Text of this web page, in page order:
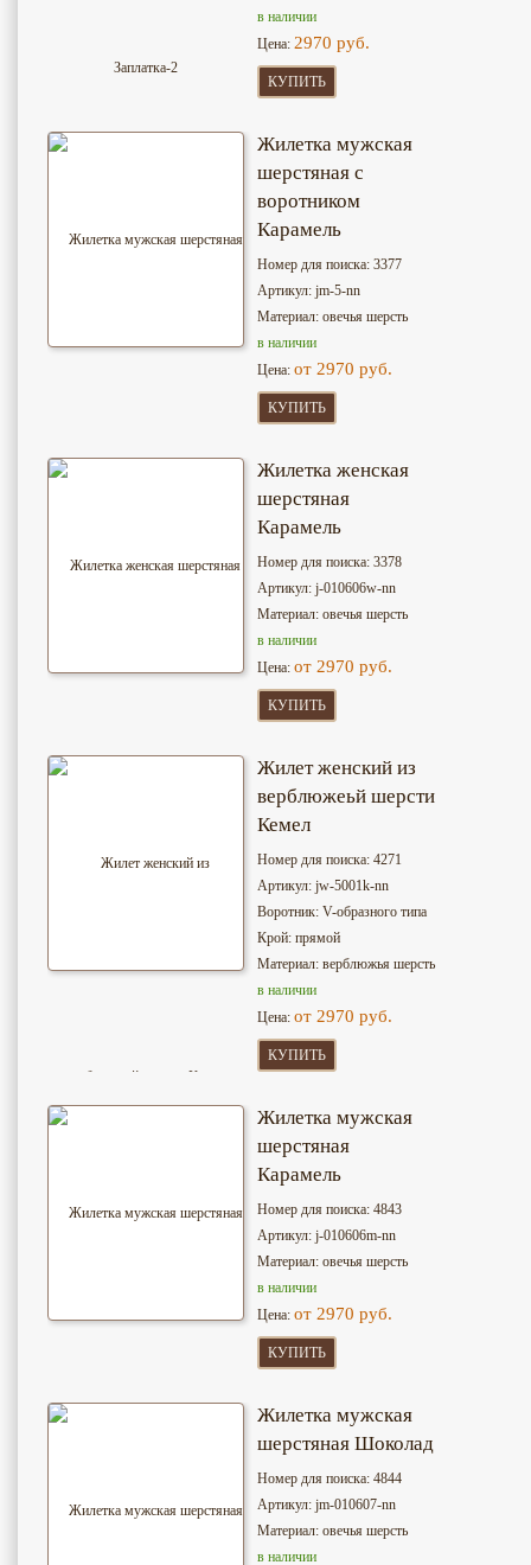
в наличии
Цена: 2970 руб.
КУПИТЬ
Жилетка мужская
шерстяная с
воротником
Карамель
Номер для поиска: 3377
Артикул: jm-5-nn
Материал: овечья шерсть
в наличии
Цена: от 2970 руб.
КУПИТЬ
Жилетка женская
шерстяная
Карамель
Номер для поиска: 3378
Артикул: j-010606w-nn
Материал: овечья шерсть
в наличии
Цена: от 2970 руб.
КУПИТЬ
Жилет женский из
верблюжеьй шерсти
Кемел
Номер для поиска: 4271
Артикул: jw-5001k-nn
Воротник: V-образного типа
Крой: прямой
Материал: верблюжья шерсть
в наличии
Цена: от 2970 руб.
КУПИТЬ
Жилетка мужская
шерстяная
Карамель
Номер для поиска: 4843
Артикул: j-010606m-nn
Материал: овечья шерсть
в наличии
Цена: от 2970 руб.
КУПИТЬ
Жилетка мужская
шерстяная Шоколад
Номер для поиска: 4844
Артикул: jm-010607-nn
Материал: овечья шерсть
в наличии